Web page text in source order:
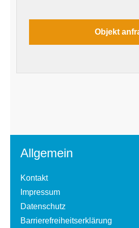
Allgemein
Kontakt
Impressum
Datenschutz
Barrierefreiheitserklärung